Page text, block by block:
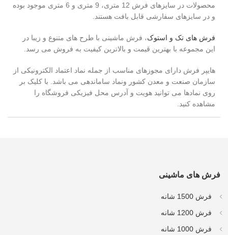
محصولات در سایزهای فرش 12 متری، 9 متری و 6 متری موجود بوده
و در سایزهای سفارشی قابل بافت هستند.
فرش های تک و استوک، فرش ماشینی با طرح های متنوع و زیبا در
این مجموعه با بهترین قیمت و بالاترین کیفیت به فروش می رسد.
هایپر فرش دارای مجوزهای مناسب از جمله نماد اعتماد الکترونیکی از
سازمان صنعت و معدن کشور ونماد ساماندهی می باشد. با کلیک بر
روی نمادها می توانید هویت و آدرس محل فیزیکی فروشگاه را
مشاهده کنید.
فرش های ماشینی
فرش 1500 شانه
فرش 1200 شانه
فرش 1000 شانه